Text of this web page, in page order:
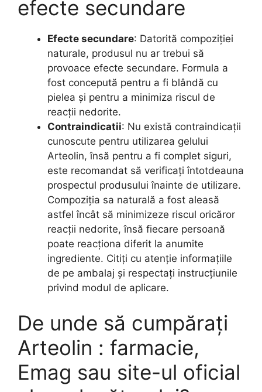
efecte secundare
Efecte secundare: Datorită compoziției
naturale, produsul nu ar trebui să
provoace efecte secundare. Formula a
fost concepută pentru a fi blândă cu
pielea și pentru a minimiza riscul de
reacții nedorite.
Contraindicatii: Nu există contraindicații
cunoscute pentru utilizarea gelului
Arteolin, însă pentru a fi complet siguri,
este recomandat să verificați întotdeauna
prospectul produsului înainte de utilizare.
Compoziția sa naturală a fost aleasă
astfel încât să minimizeze riscul oricăror
reacții nedorite, însă fiecare persoană
poate reacționa diferit la anumite
ingrediente. Citiți cu atenție informațiile
de pe ambalaj și respectați instrucțiunile
privind modul de aplicare.
De unde să cumpărați
Arteolin : farmacie,
Emag sau site-ul oficial